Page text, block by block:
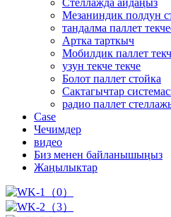
Стеллажда айдаңыз
Мезаниндик полдун
тандалма паллет
Артка тарткыч
Мобилдик паллет
узун текче текче
Болот паллет стойка
Сактагычтар
радио паллет
Case
Чечимдер
видео
Биз менен байланышыңыз
Жаңылыктар